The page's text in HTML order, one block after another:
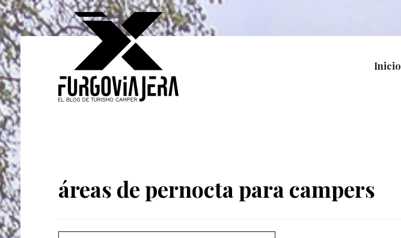
Inicio
áreas de pernocta para campers